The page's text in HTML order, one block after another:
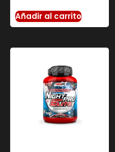
Añadir al carrito